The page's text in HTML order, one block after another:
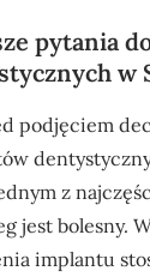
pytania
w
podjęciem
z
jest bolesny.
implantu